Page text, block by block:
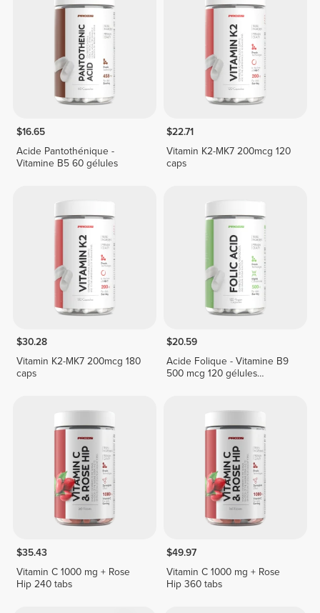
$16.65
Acide Pantothénique -
Vitamine B5 60 gélules
$22.71
Vitamin K2-MK7 200mcg 120
caps
$30.28
Vitamin K2-MK7 200mcg 180
caps
$20.59
Acide Folique - Vitamine B9
500 mcg 120 gélules
$35.43
Vitamin C 1000 mg + Rose
Hip 240 tabs
$49.97
Vitamin C 1000 mg + Rose
Hip 360 tabs